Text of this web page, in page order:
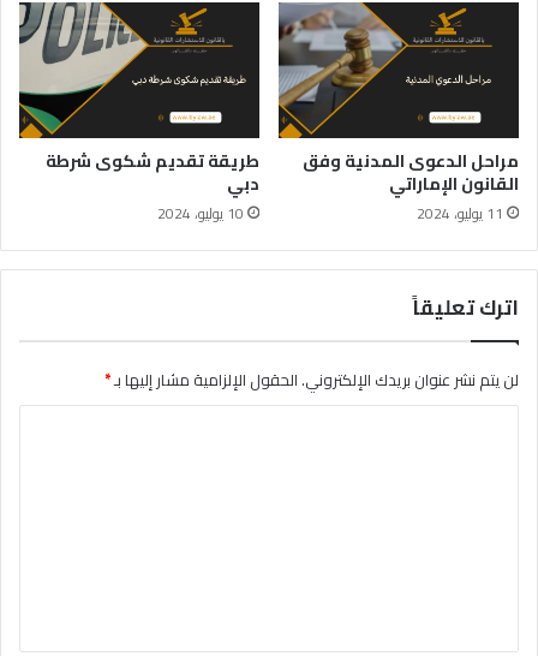
مراحل الدعوى المدنية وفق
القانون الإماراتي
11 يوليو، 2024
طريقة تقديم شكوى شرطة
دبي
10 يوليو، 2024
اترك تعليقاً
لن يتم نشر عنوان بريدك الإلكتروني.الحقول الإلزامية مشار إليها بـ*